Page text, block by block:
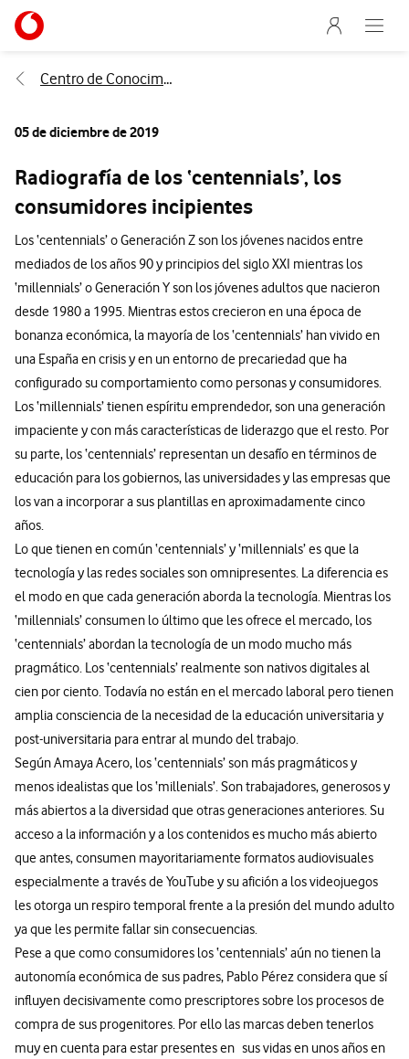
Ir a la pagina principal de vodafone.es
Menu
Abre
Centro de Conocimiento
05 de diciembre de 2019
Radiografía de los ‘centennials’, los
consumidores incipientes
Los ‘centennials’ o Generación Z son los jóvenes nacidos entre
mediados de los años 90 y principios del siglo XXI mientras los
‘millennials’ o Generación Y son los jóvenes adultos que nacieron
desde 1980 a 1995. Mientras estos crecieron en una época de
bonanza económica, la mayoría de los ‘centennials’ han vivido en
una España en crisis y en un entorno de precariedad que ha
configurado su comportamiento como personas y consumidores.
Los ‘millennials’ tienen espíritu emprendedor, son una generación
impaciente y con más características de liderazgo que el resto. Por
su parte, los ‘centennials’ representan un desafío en términos de
educación para los gobiernos, las universidades y las empresas que
los van a incorporar a sus plantillas en aproximadamente cinco
años.
Lo que tienen en común ‘centennials’ y ‘millennials’ es que la
tecnología y las redes sociales son omnipresentes. La diferencia es
el modo en que cada generación aborda la tecnología. Mientras los
‘millennials’ consumen lo último que les ofrece el mercado, los
‘centennials’ abordan la tecnología de un modo mucho más
pragmático. Los ‘centennials’ realmente son nativos digitales al
cien por ciento. Todavía no están en el mercado laboral pero tienen
amplia consciencia de la necesidad de la educación universitaria y
post-universitaria para entrar al mundo del trabajo.
Según Amaya Acero, los ‘centennials’ son más pragmáticos y
menos idealistas que los ‘millenials’. Son trabajadores, generosos y
más abiertos a la diversidad que otras generaciones anteriores. Su
acceso a la información y a los contenidos es mucho más abierto
que antes, consumen mayoritariamente formatos audiovisuales
especialmente a través de YouTube y su afición a los videojuegos
les otorga un respiro temporal frente a la presión del mundo adulto
ya que les permite fallar sin consecuencias.
Pese a que como consumidores los ‘centennials’ aún no tienen la
autonomía económica de sus padres, Pablo Pérez considera que sí
influyen decisivamente como prescriptores sobre los procesos de
compra de sus progenitores. Por ello las marcas deben tenerlos
muy en cuenta para estar presentes en sus vidas en unos años en